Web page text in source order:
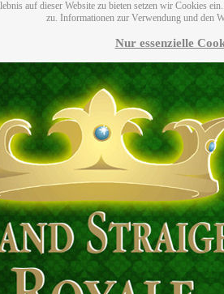
auf dieser Website zu bieten setzen wir Cookies
zu. Informationen zur Verwendung und den
Nur essenzielle